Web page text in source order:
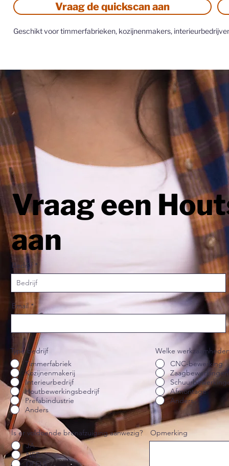
​Geschikt voor timmerfabrieken, kozijnenmakers,
Vraag de quickscan aan
Vraag een
aan
Bedrijf
Email
Type bedrijf
Timmerfabriek
Kozijnenmakerij
Interieurbedrijf
Houtbewerkingsbedrijf
Prefabindustrie
Anders
Is er voldoende bronafzuiging aanwezig?
JA
NEE
DEELS
Welke
CNC-bewerking
Zaagbewerkingen
Afmontage
Anders
Opmerking